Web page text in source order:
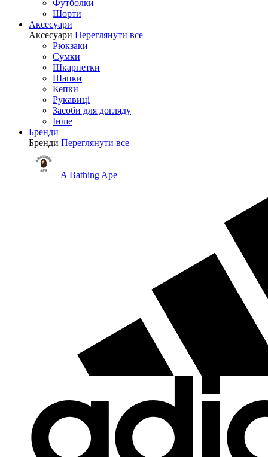
Футболки
Шорти
Аксесуари
Аксесуари Переглянути все
Рюкзаки
Сумки
Шкарпетки
Шапки
Кепки
Рукавиці
Засоби для догляду
Інше
Бренди
Бренди Переглянути все
A Bathing Ape